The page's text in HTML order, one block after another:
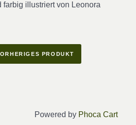
farbig illustriert von Leonora
PRODUKT
Powered by Phoca Cart